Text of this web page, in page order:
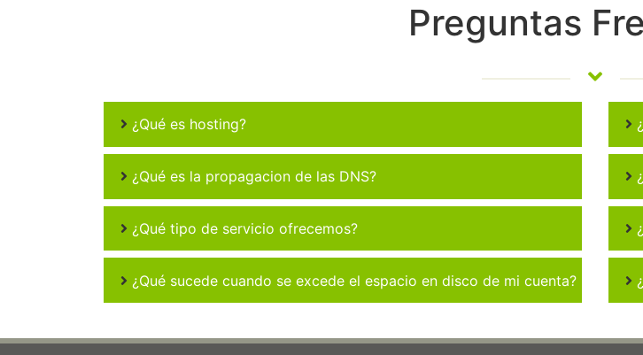
Preguntas
¿Qué es hosting?
¿Qué es la propagacion de las DNS?
¿Qué tipo de servicio ofrecemos?
¿Qué sucede cuando se excede el espacio en disco de mi cuenta?